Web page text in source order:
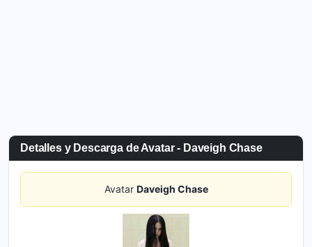
Detalles y Descarga de Avatar - Daveigh Chase
Avatar Daveigh Chase